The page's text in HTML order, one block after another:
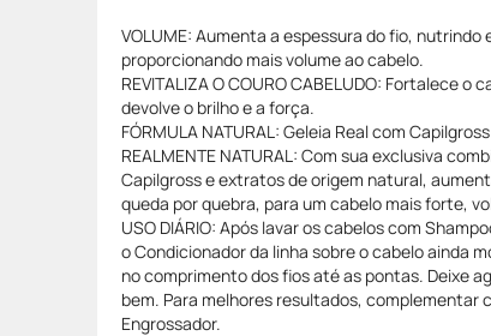
VOLUME: Aumenta a espessura do fio,
proporcionando mais volume ao cabelo.
REVITALIZA O COURO CABELUDO: Fortalece
devolve o brilho e a força.
FÓRMULA NATURAL: Geleia Real com
REALMENTE NATURAL: Com sua exclusiva
Capilgross e extratos de origem natural,
queda por quebra, para um cabelo mais forte,
USO DIÁRIO: Após lavar os cabelos com
o Condicionador da linha sobre o cabelo ainda
no comprimento dos fios até as pontas. Deixe
bem. Para melhores resultados, complementar
Engrossador.